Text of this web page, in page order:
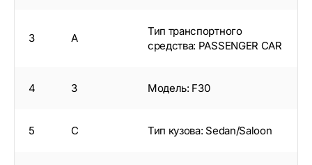
3 A
Тип транспортного
средства: PASSENGER CAR
4 3 Модель: F30
5 C Тип кузова: Sedan/Saloon